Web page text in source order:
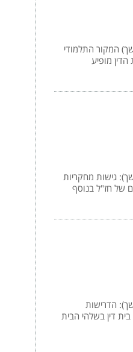
המקור התלמודי
מופיע
גישות מחקריות
של חז"ל בנוסף
הדרישות
דין בשלהי הבית